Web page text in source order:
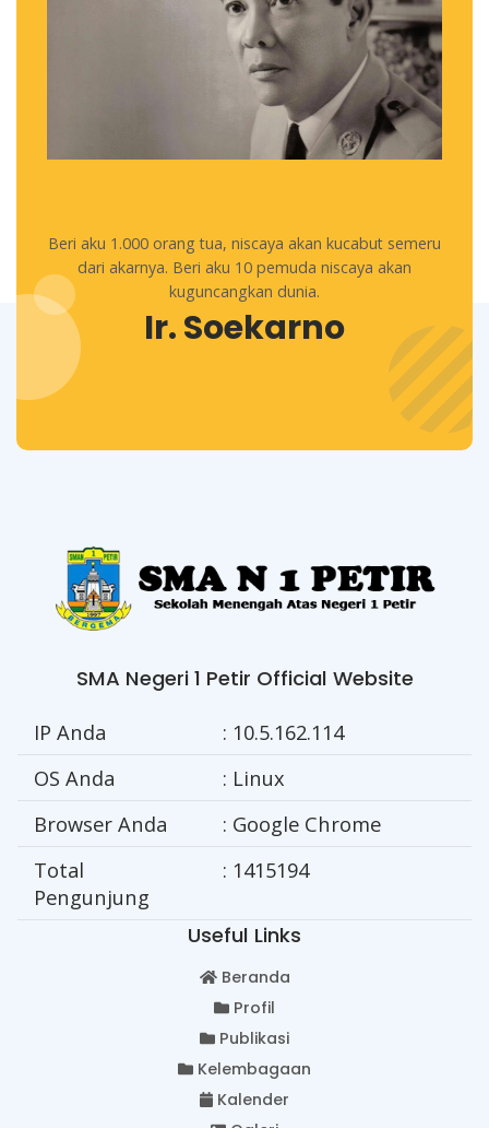
Beri aku 1.000 orang tua, niscaya akan kucabut semeru
dari akarnya. Beri aku 10 pemuda niscaya akan
kuguncangkan dunia.
Ir. Soekarno
SMA Negeri 1 Petir Official Website
IP Anda
: 10.5.162.114
OS Anda
: Linux
Browser Anda
: Google Chrome
Total
Pengunjung
: 1415194
Useful Links
Beranda
Profil
Publikasi
Kelembagaan
Kalender